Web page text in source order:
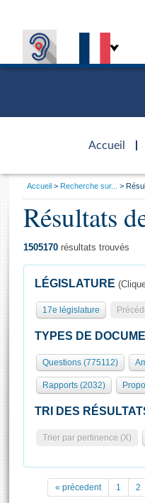
Accueil
d'accueil
Présidence
577 députés
Groupes politiques
Séance publique
Commissions et
Europe et
Pétitions
Général
Rôle et pouvoirs de
Organisation de
Présidence Conférence
Statistiques et
Documents de
( Constitution |
Visiter l'Assemblée
Visite virtuelle du
Assister à une séance
La Bibliothèque
Vous
Accueil Recherche sur...
Résultats
1505170 résultats trouvés
LÉGISLATURE
17e législature
TYPES DE
Questions (775112)
Rapports (2032)
TRI DES
Trier par pertinence (X)
« précedent 1 2